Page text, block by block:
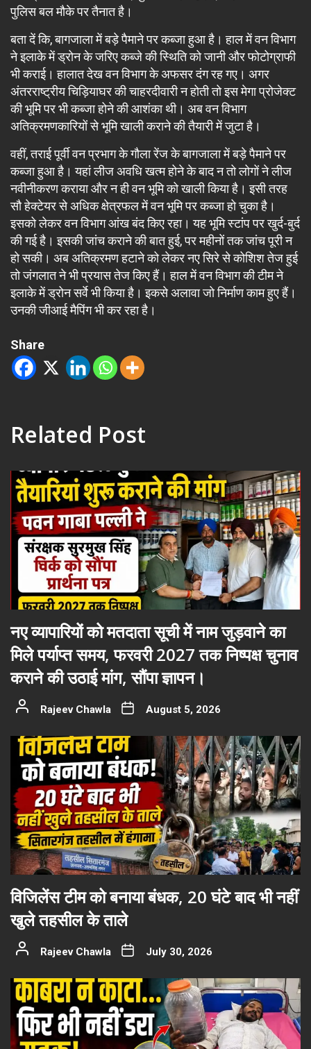
पुलिस बल मौके पर तैनात है।
बता दें कि, बागजाला में बड़े पैमाने पर कब्जा हुआ है। हाल में वन विभाग
ने इलाके में ड्रोन के जरिए कब्जे की स्थिति को जानी और फोटोग्राफी
भी कराई। हालात देख वन विभाग के अफसर दंग रह गए। अगर
अंतरराष्ट्रीय चिड़ियाघर की चाहरदीवारी न होती तो इस मेगा प्रोजेक्ट
की भूमि पर भी कब्जा होने की आशंका थी। अब वन विभाग
अतिक्रमणकारियों से भूमि खाली कराने की तैयारी में जुटा है।
वहीं, तराई पूर्वी वन प्रभाग के गौला रेंज के बागजाला में बड़े पैमाने पर
कब्जा हुआ है। यहां लीज अवधि खत्म होने के बाद न तो लोगों ने लीज
नवीनीकरण कराया और न ही वन भूमि को खाली किया है। इसी तरह
सौ हेक्टेयर से अधिक क्षेत्रफल में वन भूमि पर कब्जा हो चुका है।
इसको लेकर वन विभाग आंख बंद किए रहा। यह भूमि स्टांप पर खुर्द-बुर्द
की गई है। इसकी जांच कराने की बात हुई, पर महीनों तक जांच पूरी न
हो सकी। अब अतिक्रमण हटाने को लेकर नए सिरे से कोशिश तेज हुई
तो जंगलात ने भी प्रयास तेज किए हैं। हाल में वन विभाग की टीम ने
इलाके में ड्रोन सर्वे भी किया है। इकसे अलावा जो निर्माण काम हुए हैं।
उनकी जीआई मैपिंग भी कर रहा है।
Share
Related Post
नए व्यापारियों को मतदाता सूची में नाम जुड़वाने का
मिले पर्याप्त समय, फरवरी 2027 तक निष्पक्ष चुनाव
कराने की उठाई मांग, सौंपा ज्ञापन।
Rajeev Chawla August 5, 2026
विजिलेंस टीम को बनाया बंधक, 20 घंटे बाद भी नहीं
खुले तहसील के ताले
Rajeev Chawla July 30, 2026